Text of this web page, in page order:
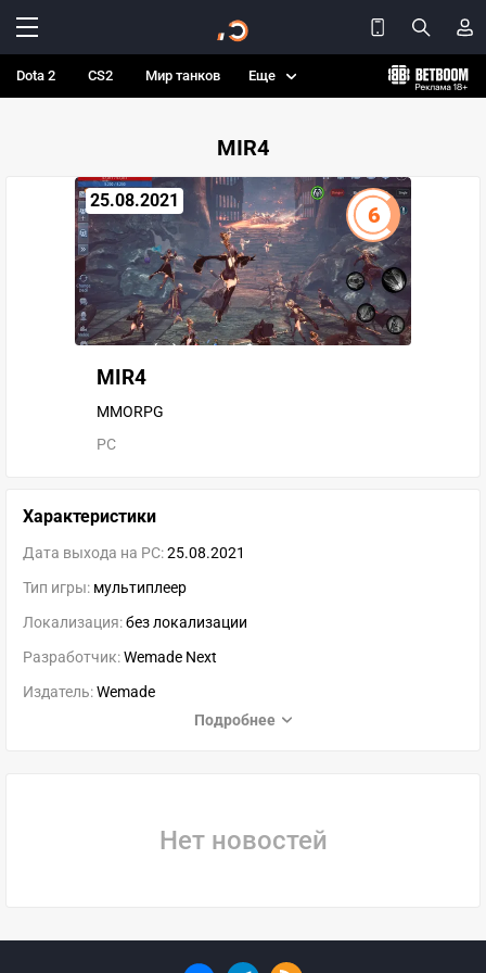
Dota 2 CS2 Мир танков Еще
MIR4
25.08.2021
6
MIR4
MMORPG
PC
Характеристики
Дата выхода на PC:25.08.2021
Тип игры: мультиплеер
Локализация:без локализации
Разработчик:Wemade Next
Издатель:Wemade
Подробнее
Нет новостей